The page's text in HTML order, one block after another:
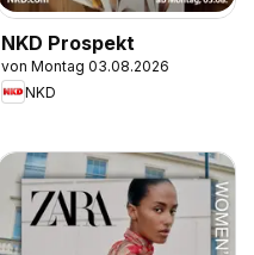
NKD Prospekt
von Montag 03.08.2026
NKD